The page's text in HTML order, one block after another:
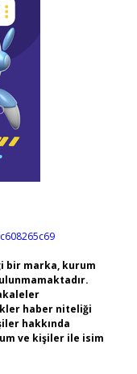
bir marka, kurum
haber niteliği
hakkında
ve kişiler ile isim